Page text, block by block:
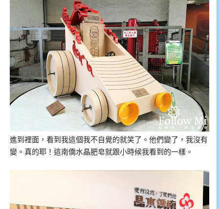
進到裡面，看到我這個我不自覺的就笑了。他們變了，我沒有
變。真的耶！這南僑水晶肥皂就跟小時候我看到的一樣。